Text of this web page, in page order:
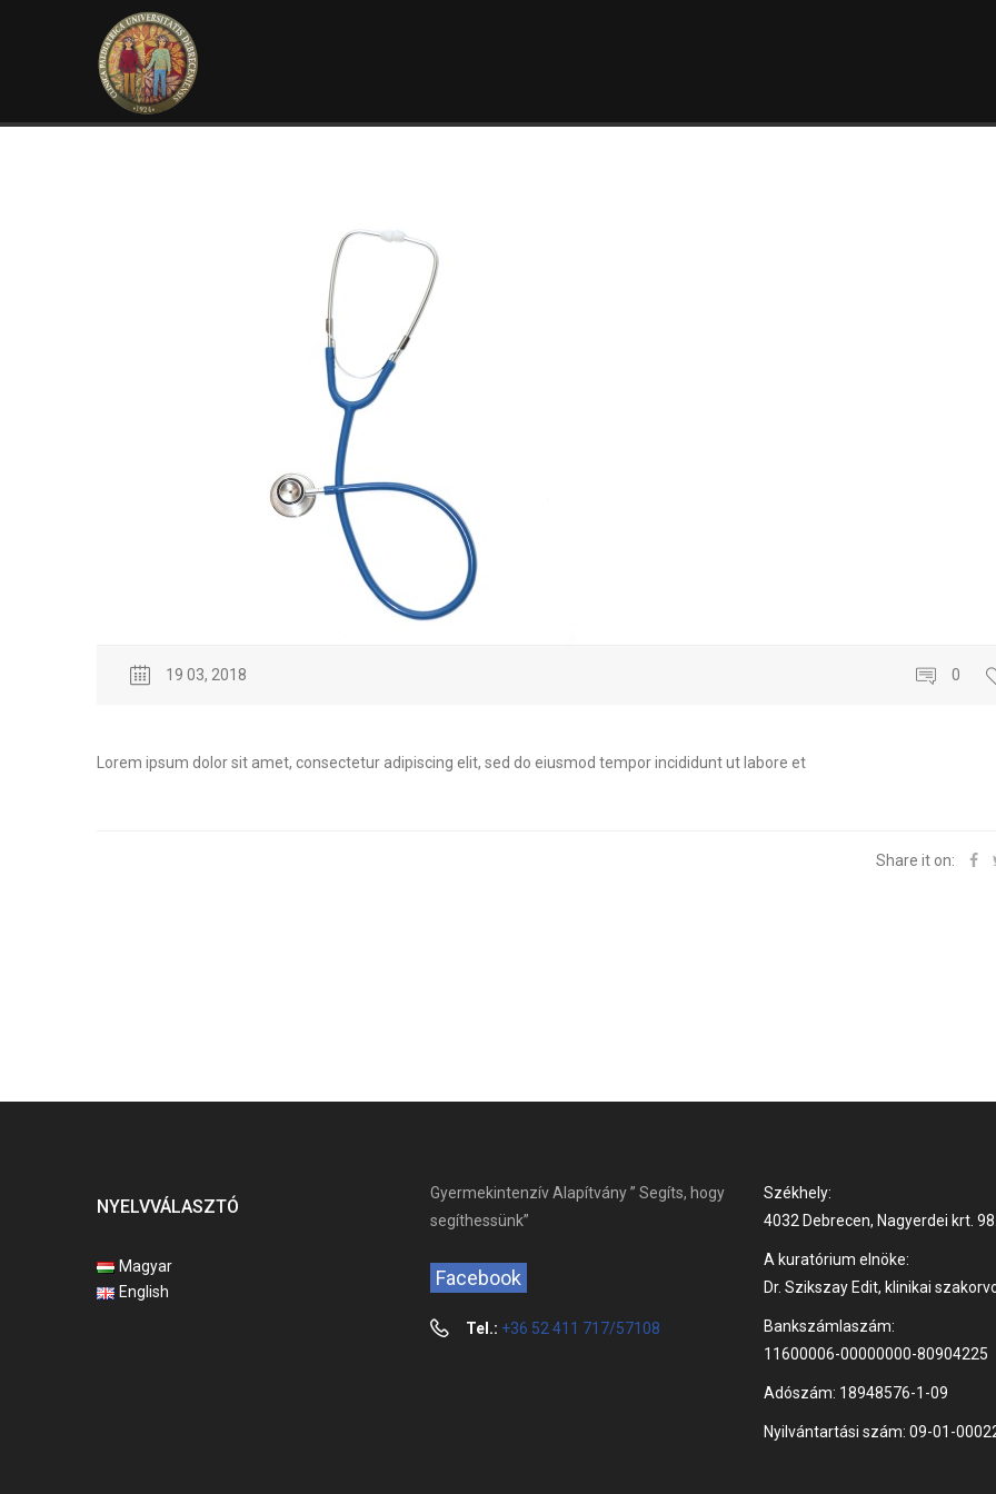
19 03, 2018 0
Lorem ipsum dolor sit amet, consectetur adipiscing elit, sed do eiusmod tempor incididunt ut labore et
Share it on:
NYELVVÁLASZTÓ
Magyar
English
Gyermekintenzív Alapítvány ” Segíts, hogy
segíthessünk”
Facebook
Tel.: +36 52 411 717/57108
Székhely:
4032 Debrecen, Nagyerdei krt.
A kuratórium elnöke:
Dr. Szikszay Edit, klinikai
Bankszámlaszám:
11600006-00000000-80904225
Adószám: 18948576-1-09
Nyilvántartási szám: 09-01-